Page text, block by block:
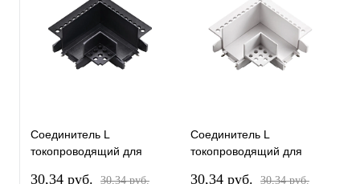
Соединитель L
токопроводящий для
30,34 pуб. 30,34 pуб.
Соединитель L
токопроводящий для
30,34 pуб. 30,34 pуб.